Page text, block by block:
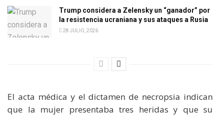
Trump considera a Zelensky un “ganador” por
la resistencia ucraniana y sus ataques a Rusia
28 JULIO, 2026
El acta médica y el dictamen de necropsia indican
que la mujer presentaba tres heridas y que su